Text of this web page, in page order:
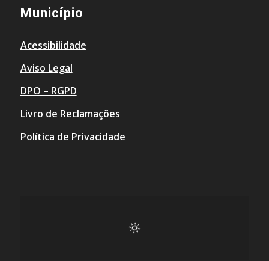
Município
Acessibilidade
Aviso Legal
DPO – RGPD
Livro de Reclamações
Política de Privacidade